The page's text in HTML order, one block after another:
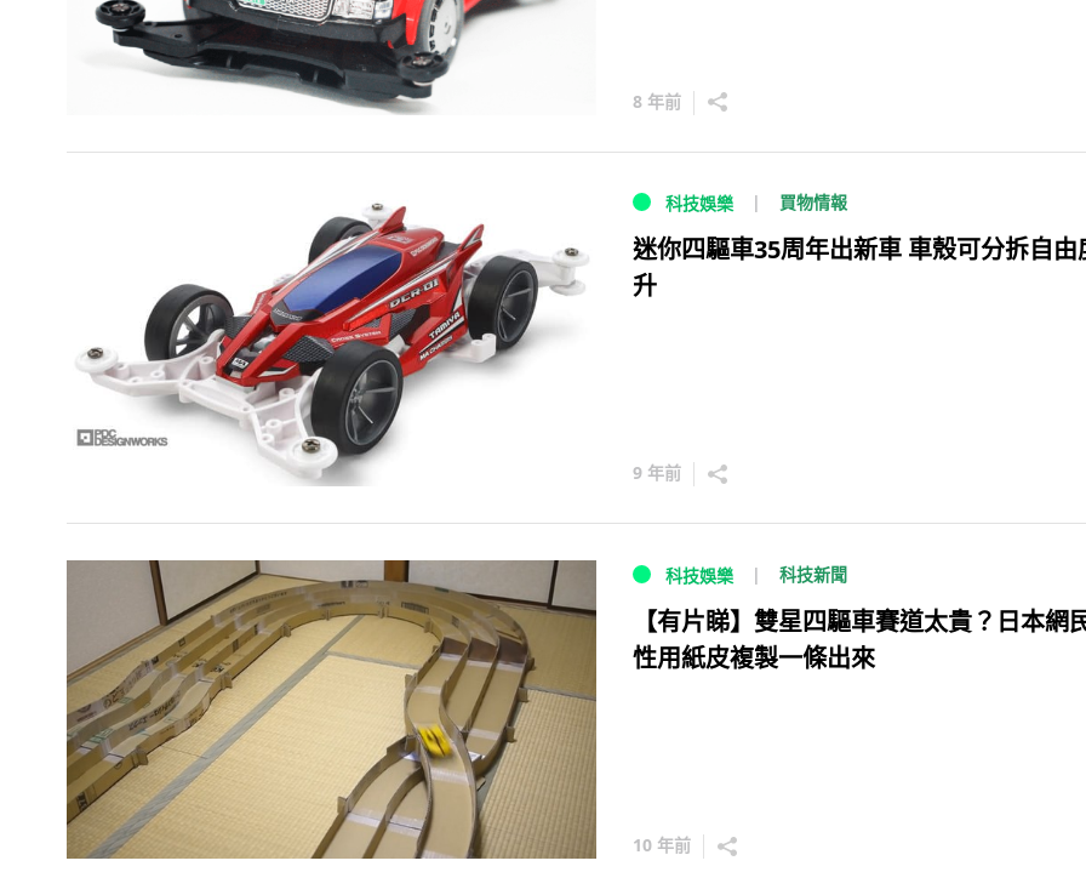
8 年前
科技娛樂 買物情報
迷你四驅車35周年出新車 車殼可分拆自由
升
9 年前
科技娛樂 科技新聞
【有片睇】雙星四驅車賽道太貴？日本網
性用紙皮複製一條出來
10 年前